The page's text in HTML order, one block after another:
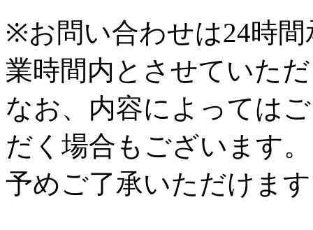
※お問い合わせは24時
業時間内とさせていた
なお、内容によっては
だく場合もございます。
予めご了承いただけま